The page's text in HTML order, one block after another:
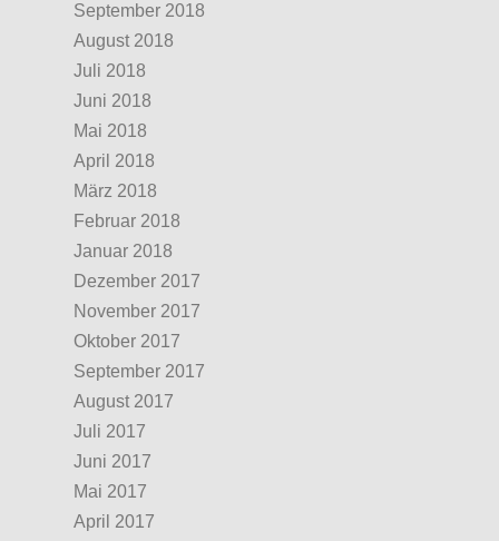
September 2018
August 2018
Juli 2018
Juni 2018
Mai 2018
April 2018
März 2018
Februar 2018
Januar 2018
Dezember 2017
November 2017
Oktober 2017
September 2017
August 2017
Juli 2017
Juni 2017
Mai 2017
April 2017